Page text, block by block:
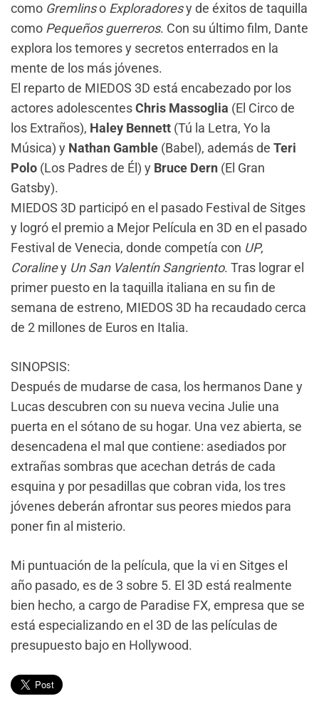
como Gremlinso Exploradoresy de éxitos de taquilla
como Pequeños guerreros. Con su último film, Dante
explora los temores y secretos enterrados en la
mente de los más jóvenes.
El reparto de MIEDOS 3D está encabezado por los
actores adolescentesChris Massoglia (El Circo de
los Extraños), Haley Bennett (Tú la Letra, Yo la
Música) y Nathan Gamble (Babel), además de Teri
Polo (Los Padres de Él) y Bruce Dern (El Gran
Gatsby).
MIEDOS 3D participó en el pasado Festival de Sitges
y logró el premio a Mejor Película en 3D en el pasado
Festival de Venecia, donde competía con UP,
Coraliney Un San Valentín Sangriento. Tras lograr el
primer puesto en la taquilla italiana en su fin de
semana de estreno, MIEDOS 3D ha recaudado cerca
de 2 millones de Euros en Italia.
SINOPSIS:
Después de mudarse de casa, los hermanos Dane y
Lucas descubren con su nueva vecina Julie una
puerta en el sótano de su hogar. Una vez abierta, se
desencadena el mal que contiene: asediados por
extrañas sombras que acechan detrás de cada
esquina y por pesadillas que cobran vida, los tres
jóvenes deberán afrontar sus peores miedos para
poner fin al misterio.
Mi puntuación de la película, que la vi en Sitges el
año pasado, es de 3 sobre 5. El 3D está realmente
bien hecho, a cargo de Paradise FX, empresa que se
está especializando en el 3D de las películas de
presupuesto bajo en Hollywood.